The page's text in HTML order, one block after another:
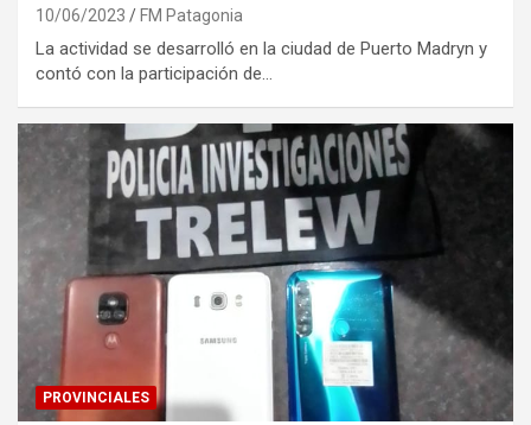
10/06/2023 FM Patagonia
La actividad se desarrolló en la ciudad de Puerto Madryn y
contó con la participación de…
PROVINCIALES